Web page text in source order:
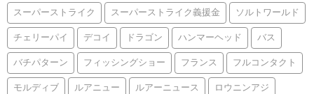
スーパーストライク スーパーストライク義援金 ソルトワールド
チェリーパイ デコイ ドラゴン ハンマーヘッド バス
バチパターン フィッシングショー フランス フルコンタクト
モルディブ ルアニュー ルアーニュース ロウニンアジ